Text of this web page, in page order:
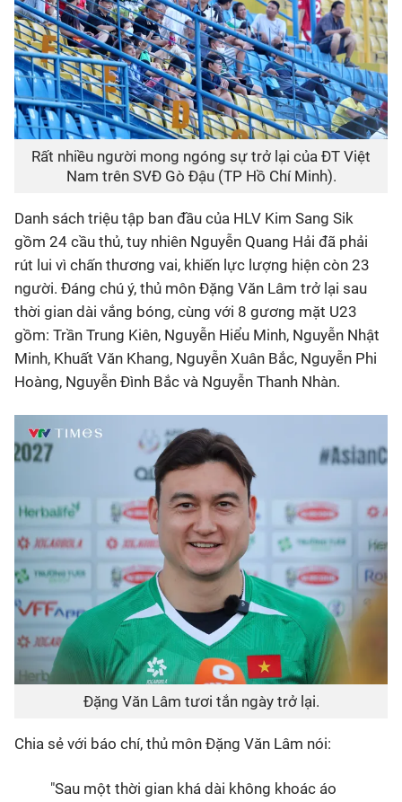
Rất nhiều người mong ngóng sự trở lại của ĐT Việt
Nam trên SVĐ Gò Đậu (TP Hồ Chí Minh).
Danh sách triệu tập ban đầu của HLV Kim Sang Sik
gồm 24 cầu thủ, tuy nhiên Nguyễn Quang Hải đã phải
rút lui vì chấn thương vai, khiến lực lượng hiện còn 23
người. Đáng chú ý, thủ môn Đặng Văn Lâm trở lại sau
thời gian dài vắng bóng, cùng với 8 gương mặt U23
gồm: Trần Trung Kiên, Nguyễn Hiểu Minh, Nguyễn Nhật
Minh, Khuất Văn Khang, Nguyễn Xuân Bắc, Nguyễn Phi
Hoàng, Nguyễn Đình Bắc và Nguyễn Thanh Nhàn.
Đặng Văn Lâm tươi tắn ngày trở lại.
Chia sẻ với báo chí, thủ môn Đặng Văn Lâm nói:
"Sau một thời gian khá dài không khoác áo